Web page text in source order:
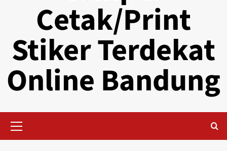
Cetak/Print
Stiker Terdekat
Online Bandung
Menu